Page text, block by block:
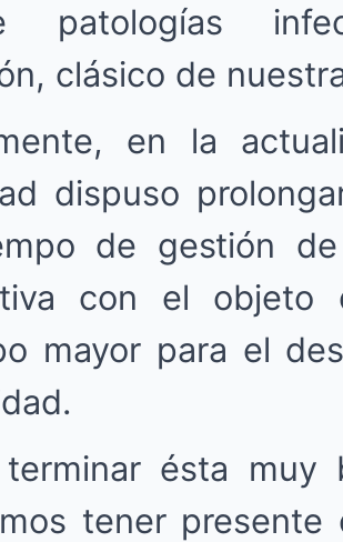
patologías
clásico de
en la
dispuso
de gestión
con el objeto
mayor para el
terminar ésta muy
tener presente